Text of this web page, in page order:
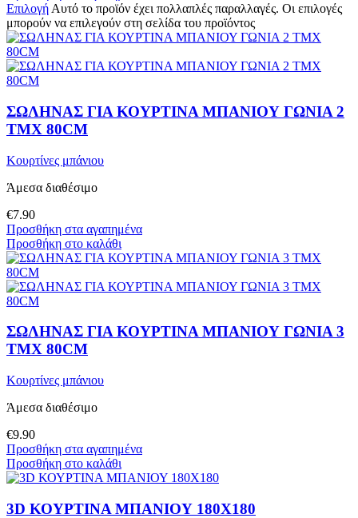
Επιλογή Αυτό το προϊόν έχει πολλαπλές παραλλαγές. Οι επιλογές
μπορούν να επιλεγούν στη σελίδα του προϊόντος
ΣΩΛΗΝΑΣ ΓΙΑ ΚΟΥΡΤΙΝΑ ΜΠΑΝΙΟΥ ΓΩΝΙΑ 2
ΤΜΧ 80CM
Κουρτίνες μπάνιου
Άμεσα διαθέσιμο
€7.90
Προσθήκη στα αγαπημένα
Προσθήκη στο καλάθι
ΣΩΛΗΝΑΣ ΓΙΑ ΚΟΥΡΤΙΝΑ ΜΠΑΝΙΟΥ ΓΩΝΙΑ 3
TMX 80CM
Κουρτίνες μπάνιου
Άμεσα διαθέσιμο
€9.90
Προσθήκη στα αγαπημένα
Προσθήκη στο καλάθι
3D ΚΟΥΡΤΙΝΑ ΜΠΑΝΙΟΥ 180Χ180